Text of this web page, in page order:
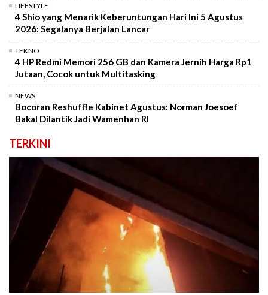
LIFESTYLE
4 Shio yang Menarik Keberuntungan Hari Ini 5 Agustus
2026: Segalanya Berjalan Lancar
TEKNO
4 HP Redmi Memori 256 GB dan Kamera Jernih Harga Rp1
Jutaan, Cocok untuk Multitasking
NEWS
Bocoran Reshuffle Kabinet Agustus: Norman Joesoef
Bakal Dilantik Jadi Wamenhan RI
TERKINI